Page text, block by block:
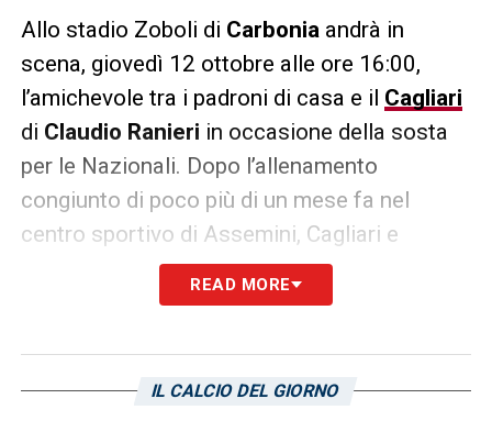
Allo stadio Zoboli di Carboniaandrà in
scena, giovedì 12 ottobre alle ore 16:00,
l’amichevole tra i padroni di casa e il Cagliari
di Claudio Ranieri in occasione della sosta
per le Nazionali. Dopo l’allenamento
congiunto di poco più di un mese fa nel
centro sportivo di Assemini, Cagliari e
Carbonia si ritroveranno in amichevole.
Un’occasione per incontrare i tifosi di altre
stagione, una nuova tappa del Cagliari
READ MORE
IL CALCIO DEL GIORNO